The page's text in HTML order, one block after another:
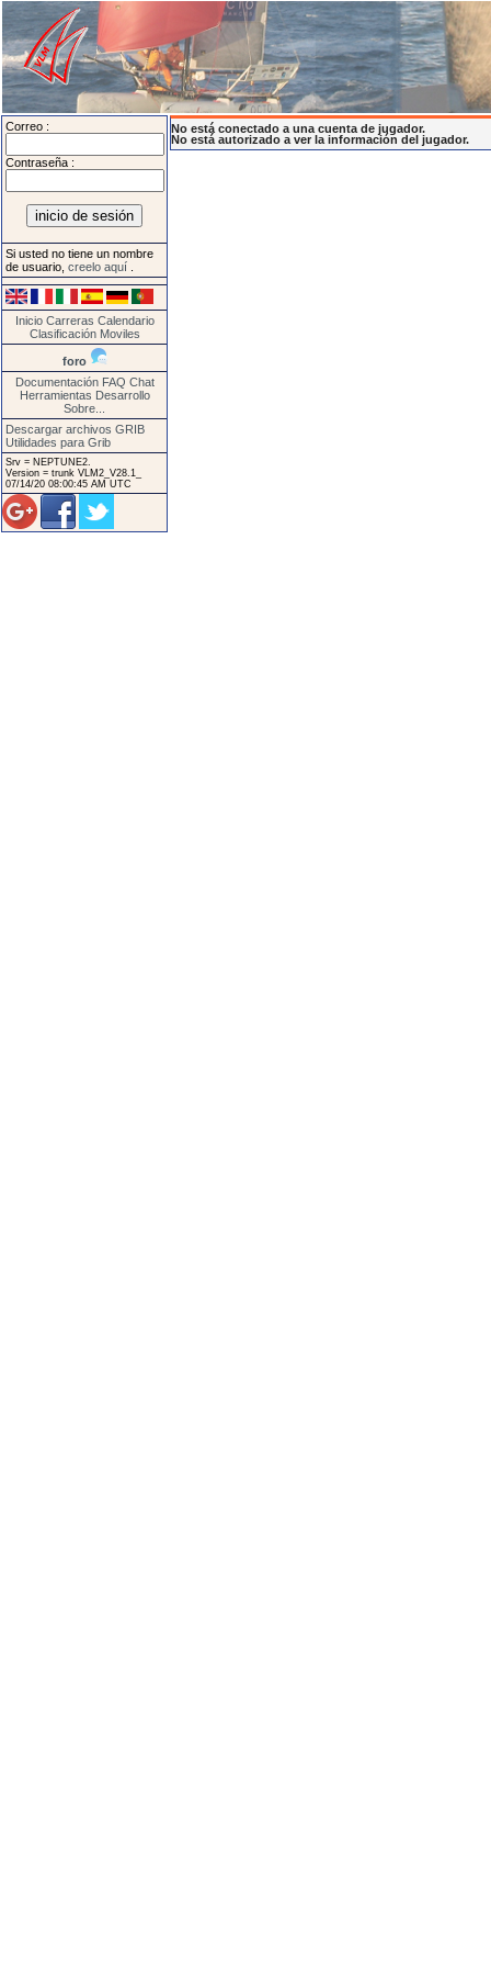
Correo :
Contraseña :
Si usted no tiene un nombre
de usuario, creelo aquí
Inicio Carreras Calendario
Clasificación Moviles
foro
Documentación FAQ Chat
Herramientas Desarrollo
Sobre...
Descargar archivos GRIB
Utilidades para Grib
Srv = NEPTUNE2.
Version = trunk VLM2_V28.1_
07/14/20 08:00:45 AM UTC
No está conectado a una cuenta de jugador.
No está autorizado a ver la información del jugador.